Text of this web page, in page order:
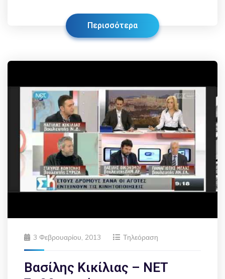
Περισσότερα
3 Φεβρουαρίου, 2013 Τηλεόραση
Βασίλης Κικίλιας – ΝΕΤ